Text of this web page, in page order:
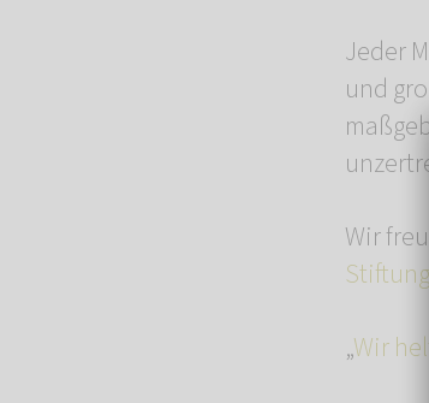
Jeder
und
Wir
Stiftung
„Wir